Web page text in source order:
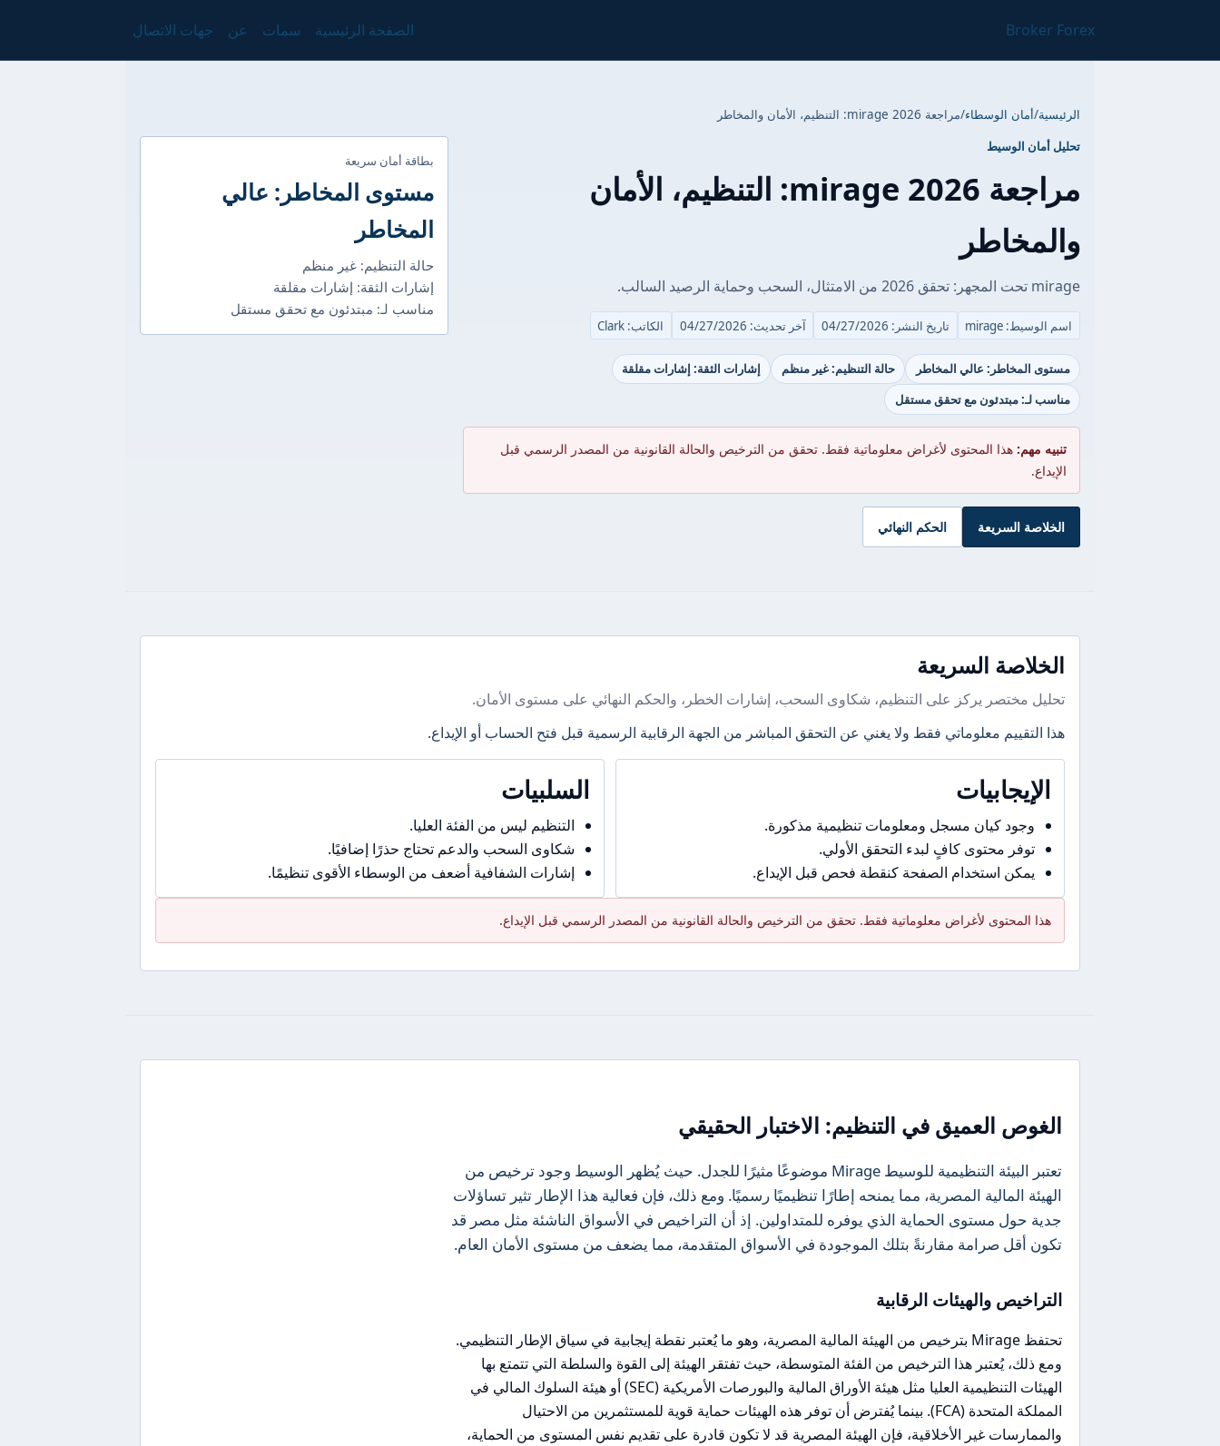
Broker Forex الصفحة الرئيسية سمات عن جهات الاتصال
الرئيسية/أمان الوسطاء/مراجعة mirage 2026: التنظيم، الأمان والمخاطر
تحليل أمان الوسيط
مراجعة mirage 2026: التنظيم، الأمان
والمخاطر
mirage تحت المجهر: تحقق 2026 من الامتثال، السحب وحماية الرصيد السالب.
اسم الوسيط: mirage تاريخ النشر: 04/27/2026 آخر تحديث: 04/27/2026 الكاتب: Clark
مستوى المخاطر: عالي المخاطر حالة التنظيم: غير منظم
إشارات الثقة: إشارات مقلقة
مناسب لـ: مبتدئون مع تحقق مستقل
تنبيه مهم: هذا المحتوى لأغراض معلوماتية فقط. تحقق من الترخيص والحالة القانونية من المصدر الرسمي قبل
الإيداع.
الخلاصة السريعة الحكم النهائي
بطاقة أمان سريعة
مستوى المخاطر: عالي
المخاطر
حالة التنظيم: غير منظم
إشارات الثقة: إشارات مقلقة
مناسب لـ: مبتدئون مع تحقق مستقل
الخلاصة السريعة
تحليل مختصر يركز على التنظيم، شكاوى السحب، إشارات الخطر، والحكم النهائي على مستوى الأمان.
هذا التقييم معلوماتي فقط ولا يغني عن التحقق المباشر من الجهة الرقابية الرسمية قبل فتح الحساب أو الإيداع.
الإيجابيات
وجود كيان مسجل ومعلومات تنظيمية مذكورة.
توفر محتوى كافٍ لبدء التحقق الأولي.
يمكن استخدام الصفحة كنقطة فحص قبل الإيداع.
السلبيات
التنظيم ليس من الفئة العليا.
شكاوى السحب والدعم تحتاج حذرًا إضافيًا.
إشارات الشفافية أضعف من الوسطاء الأقوى تنظيمًا.
هذا المحتوى لأغراض معلوماتية فقط. تحقق من الترخيص والحالة القانونية من المصدر الرسمي قبل الإيداع.
الغوص العميق في التنظيم: الاختبار الحقيقي
تعتبر البيئة التنظيمية للوسيط Mirage موضوعًا مثيرًا للجدل. حيث يُظهر الوسيط وجود ترخيص من
الهيئة المالية المصرية، مما يمنحه إطارًا تنظيميًا رسميًا. ومع ذلك، فإن فعالية هذا الإطار تثير تساؤلات
جدية حول مستوى الحماية الذي يوفره للمتداولين. إذ أن التراخيص في الأسواق الناشئة مثل مصر قد
تكون أقل صرامة مقارنةً بتلك الموجودة في الأسواق المتقدمة، مما يضعف من مستوى الأمان العام.
التراخيص والهيئات الرقابية
تحتفظ Mirage بترخيص من الهيئة المالية المصرية، وهو ما يُعتبر نقطة إيجابية في سياق الإطار التنظيمي.
ومع ذلك، يُعتبر هذا الترخيص من الفئة المتوسطة، حيث تفتقر الهيئة إلى القوة والسلطة التي تتمتع بها
الهيئات التنظيمية العليا مثل هيئة الأوراق المالية والبورصات الأمريكية (SEC) أو هيئة السلوك المالي في
المملكة المتحدة (FCA). بينما يُفترض أن توفر هذه الهيئات حماية قوية للمستثمرين من الاحتيال
والممارسات غير الأخلاقية، فإن الهيئة المصرية قد لا تكون قادرة على تقديم نفس المستوى من الحماية،